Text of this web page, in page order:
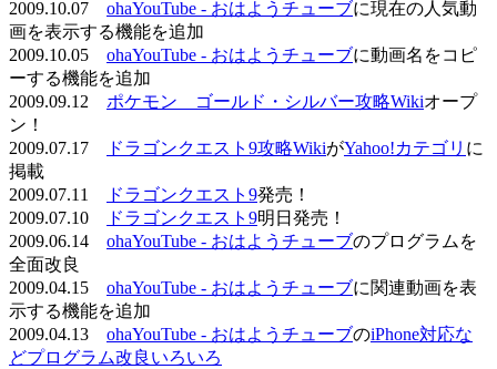
2009.10.07 ohaYouTube - おはようチューブに現在の人気動
画を表示する機能を追加
2009.10.05 ohaYouTube - おはようチューブに動画名をコピ
ーする機能を追加
2009.09.12 ポケモン ゴールド・シルバー攻略Wikiオープ
ン！
2009.07.17
ドラゴンクエスト9攻略WikiがYahoo!カテゴリ に
掲載
2009.07.11
ドラゴンクエスト9発売！
2009.07.10
ドラゴンクエスト9明日発売！
2009.06.14 ohaYouTube - おはようチューブのプログラムを
全面改良
2009.04.15 ohaYouTube - おはようチューブに関連動画を表
示する機能を追加
2009.04.13 ohaYouTube - おはようチューブのiPhone対応な
どプログラム改良いろいろ